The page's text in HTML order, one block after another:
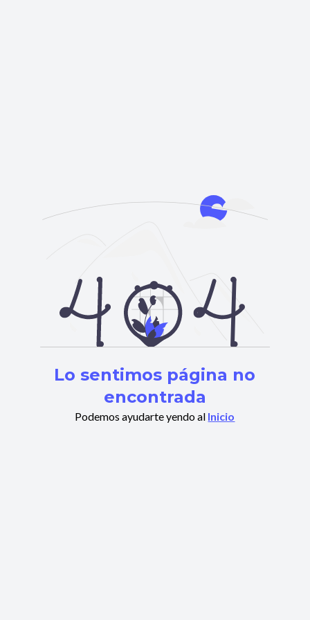
Lo sentimos página no
encontrada
Podemos ayudarte yendo al Inicio